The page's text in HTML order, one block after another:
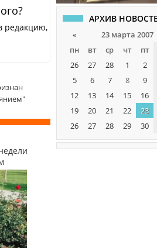
редакцию,
АРХИВ
« 23 марта 2007
пн
вт ср чт пт
26
27 28 1 2
5
6 7 8 9
12
13 14 15 16
19
20 21 22 23
26
27 28 29 30